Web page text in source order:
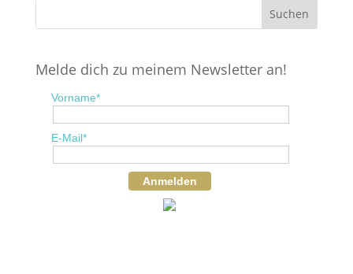
Melde dich zu meinem Newsletter an!
Vorname*
E-Mail*
Anmelden